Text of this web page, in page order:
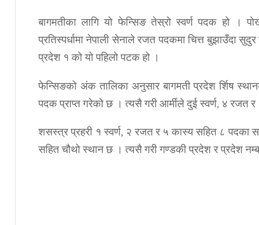
बागमतीका लागि यो फेन्सिङ तेस्रो स्वर्ण पदक हो ।
प्रतिस्पर्धामा नेपाली सेनाले रजत पदकमा चित्त बुझाउँदा
प्रदेश १ को यो पहिलो पटक हो ।
फेन्सिङको अंक तालिका अनुसार बागमती प्रदेश र्शिष
पदक प्राप्त गरेको छ । त्यसै गरी आर्मीले दुई स्वर्ण, ४ रजत
शसस्त्र प्रहरी १ स्वर्ण, २ रजत र ५ कास्य सहित ८ पदका
सहित चौथो स्थान छ । त्यसै गरी गण्डकी प्रदेश र प्रदेश